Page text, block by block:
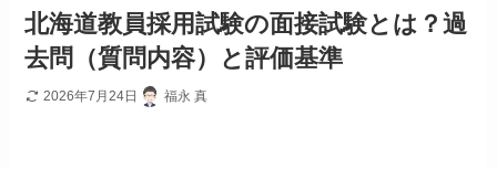
北海道教員採用試験の面接試験とは？過
去問（質問内容）と評価基準
2026年7月24日 福永 真